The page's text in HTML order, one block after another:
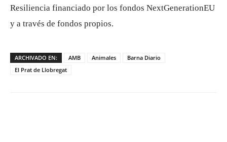
Resiliencia financiado por los fondos NextGenerationEU
y a través de fondos propios.
ARCHIVADO EN: AMB Animales
Barna Diario
El Prat de Llobregat